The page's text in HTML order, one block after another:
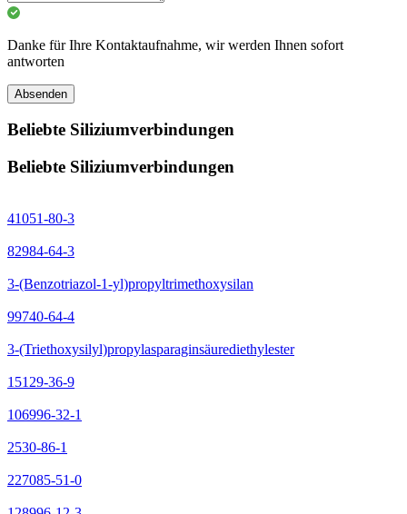
Danke für Ihre Kontaktaufnahme, wir werden Ihnen sofort
antworten
Absenden
Beliebte Siliziumverbindungen
Beliebte Siliziumverbindungen
41051-80-3
82984-64-3
3-(Benzotriazol-1-yl)propyltrimethoxysilan
99740-64-4
3-(Triethoxysilyl)propylasparaginsäurediethylester
15129-36-9
106996-32-1
2530-86-1
227085-51-0